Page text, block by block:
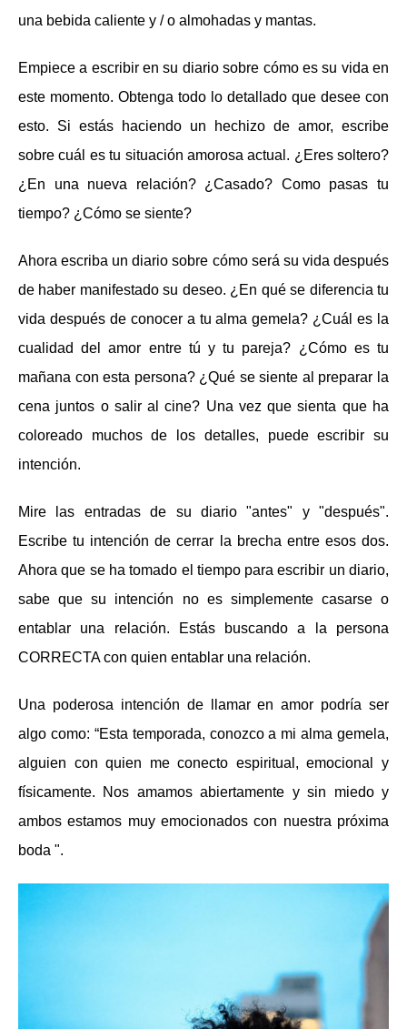
una bebida caliente y / o almohadas y mantas.
Empiece a escribir en su diario sobre cómo es su vida en
este momento. Obtenga todo lo detallado que desee con
esto. Si estás haciendo un hechizo de amor, escribe
sobre cuál es tu situación amorosa actual. ¿Eres soltero?
¿En una nueva relación? ¿Casado? Como pasas tu
tiempo? ¿Cómo se siente?
Ahora escriba un diario sobre cómo será su vida después
de haber manifestado su deseo. ¿En qué se diferencia tu
vida después de conocer a tu alma gemela? ¿Cuál es la
cualidad del amor entre tú y tu pareja? ¿Cómo es tu
mañana con esta persona? ¿Qué se siente al preparar la
cena juntos o salir al cine? Una vez que sienta que ha
coloreado muchos de los detalles, puede escribir su
intención.
Mire las entradas de su diario "antes" y "después".
Escribe tu intención de cerrar la brecha entre esos dos.
Ahora que se ha tomado el tiempo para escribir un diario,
sabe que su intención no es simplemente casarse o
entablar una relación. Estás buscando a la persona
CORRECTA con quien entablar una relación.
Una poderosa intención de llamar en amor podría ser
algo como: “Esta temporada, conozco a mi alma gemela,
alguien con quien me conecto espiritual, emocional y
físicamente. Nos amamos abiertamente y sin miedo y
ambos estamos muy emocionados con nuestra próxima
boda ".